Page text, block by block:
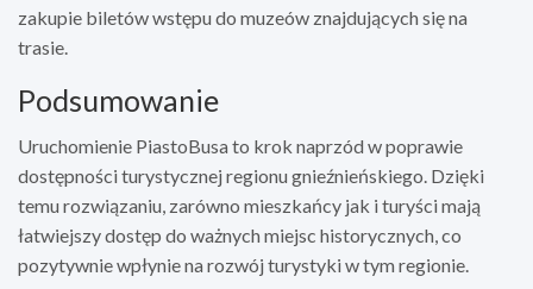
zakupie biletów wstępu do muzeów znajdujących się na
trasie.
Podsumowanie
Uruchomienie PiastoBusa to krok naprzód w poprawie
dostępności turystycznej regionu gnieźnieńskiego. Dzięki
temu rozwiązaniu, zarówno mieszkańcy jak i turyści mają
łatwiejszy dostęp do ważnych miejsc historycznych, co
pozytywnie wpłynie na rozwój turystyki w tym regionie.